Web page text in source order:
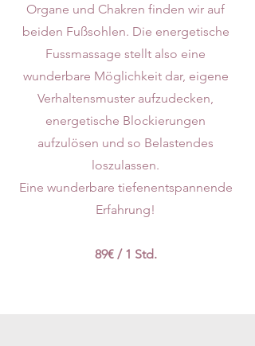
Organe und Chakren finden wir auf
beiden Fußsohlen. Die energetische
Fussmassage stellt also eine
wunderbare Möglichkeit dar, eigene
Verhaltensmuster aufzudecken,
energetische Blockierungen
aufzulösen und so Belastendes
loszulassen.
Eine wunderbare tiefenentspannende
Erfahrung!
89€ / 1 Std.